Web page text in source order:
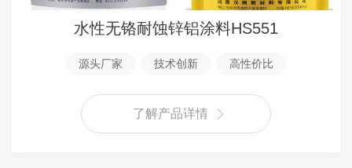
水性无铬耐蚀锌铝涂料HS551
源头厂家 技术创新 高性价比
了解产品详情